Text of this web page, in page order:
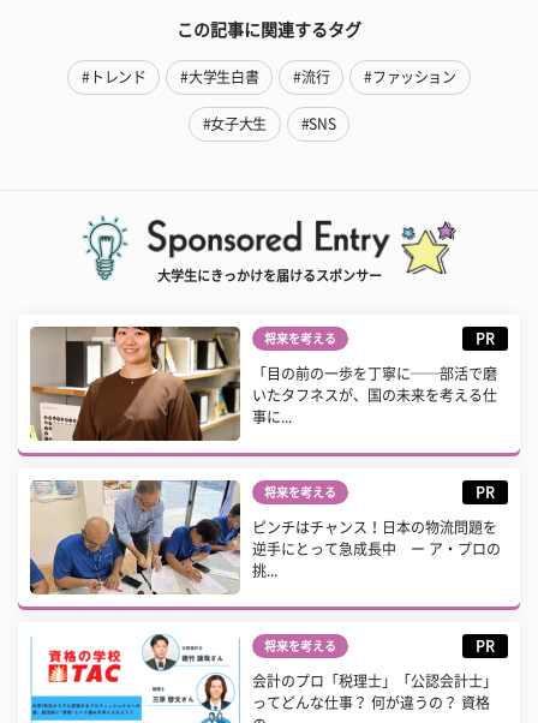
この記事に関連するタグ
#トレンド #大学生白書 #流行 #ファッション
#女子大生 #SNS
大学生にきっかけを届けるスポンサー
将来を考える PR
「目の前の一歩を丁寧に──部活で磨
いたタフネスが、国の未来を考える仕
事に...
将来を考える PR
ピンチはチャンス！日本の物流問題を
逆手にとって急成長中 ー ア・プロの
挑...
将来を考える PR
会計のプロ「税理士」「公認会計士」
ってどんな仕事？ 何が違うの？ 資格